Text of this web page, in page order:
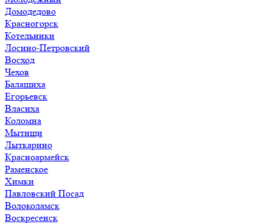
Домодедово
Красногорск
Котельники
Лосино-Петровский
Восход
Чехов
Балашиха
Егорьевск
Власиха
Коломна
Мытищи
Лыткарино
Красноармейск
Раменское
Химки
Павловский Посад
Волоколамск
Воскресенск